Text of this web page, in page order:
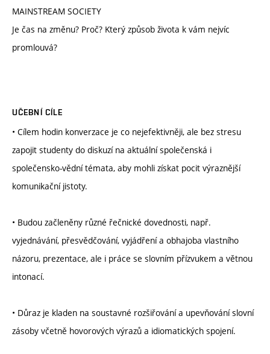
MAINSTREAM SOCIETY
Je čas na změnu? Proč? Který způsob života k vám nejvíc
promlouvá?
UČEBNÍ CÍLE
• Cílem hodin konverzace je co nejefektivněji, ale bez stresu
zapojit studenty do diskuzí na aktuální společenská i
společensko-vědní témata, aby mohli získat pocit výraznější
komunikační jistoty.
• Budou začleněny různé řečnické dovednosti, např.
vyjednávání, přesvědčování, vyjádření a obhajoba vlastního
názoru, prezentace, ale i práce se slovním přízvukem a větnou
intonací.
• Důraz je kladen na soustavné rozšiřování a upevňování slovní
zásoby včetně hovorových výrazů a idiomatických spojení.